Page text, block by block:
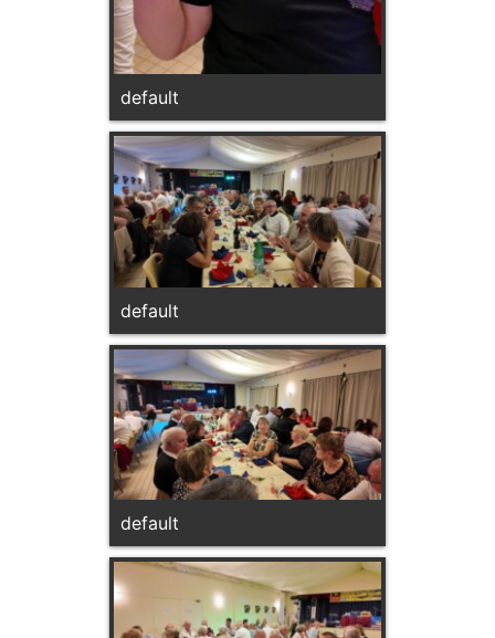
default
default
default